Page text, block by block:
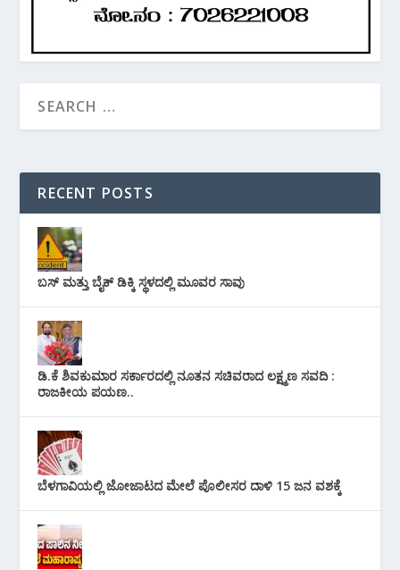
RECENT POSTS
ಬಸ್ ಮತ್ತು ಬೈಕ್ ಡಿಕ್ಕಿ ಸ್ಥಳದಲ್ಲಿ ಮೂವರ ಸಾವು
ಡಿ.ಕೆ ಶಿವಕುಮಾರ ಸರ್ಕಾರದಲ್ಲಿ ನೂತನ ಸಚಿವರಾದ ಲಕ್ಷ್ಮಣ ಸವದಿ :
ರಾಜಕೀಯ ಪಯಣ..
ಬೆಳಗಾವಿಯಲ್ಲಿ ಜೋಜಾಟದ ಮೇಲೆ ಪೊಲೀಸರ ದಾಳಿ 15 ಜನ ವಶಕ್ಕೆ